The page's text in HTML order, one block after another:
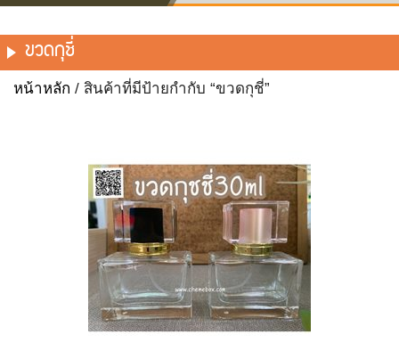
ขวดกุชี่
หน้าหลัก / สินค้าที่มีป้ายกำกับ “ขวดกุชี่”